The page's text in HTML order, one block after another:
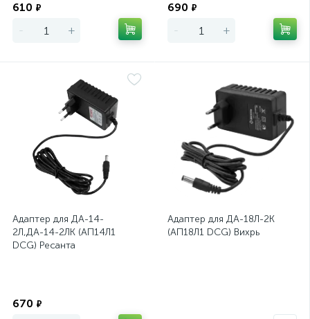
610 ₽
- +
690 ₽
- +
Адаптер для ДА-14-
2Л,ДА-14-2ЛК (АП14Л1
DCG) Ресанта
670 ₽
Адаптер для ДА-18Л-2К
(АП18Л1 DCG) Вихрь